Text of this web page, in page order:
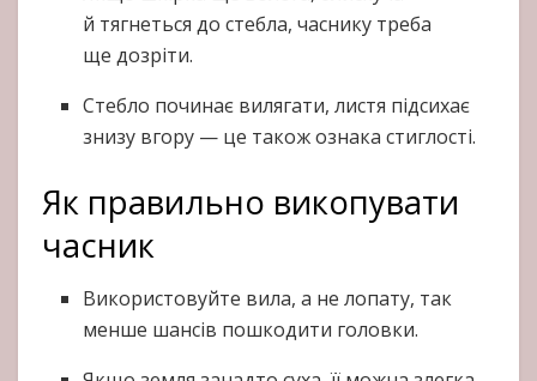
й тягнеться до стебла, часнику треба
ще дозріти.
Стебло починає вилягати, листя підсихає
знизу вгору — це також ознака стиглості.
Як правильно викопувати
часник
Використовуйте вила, а не лопату, так
менше шансів пошкодити головки.